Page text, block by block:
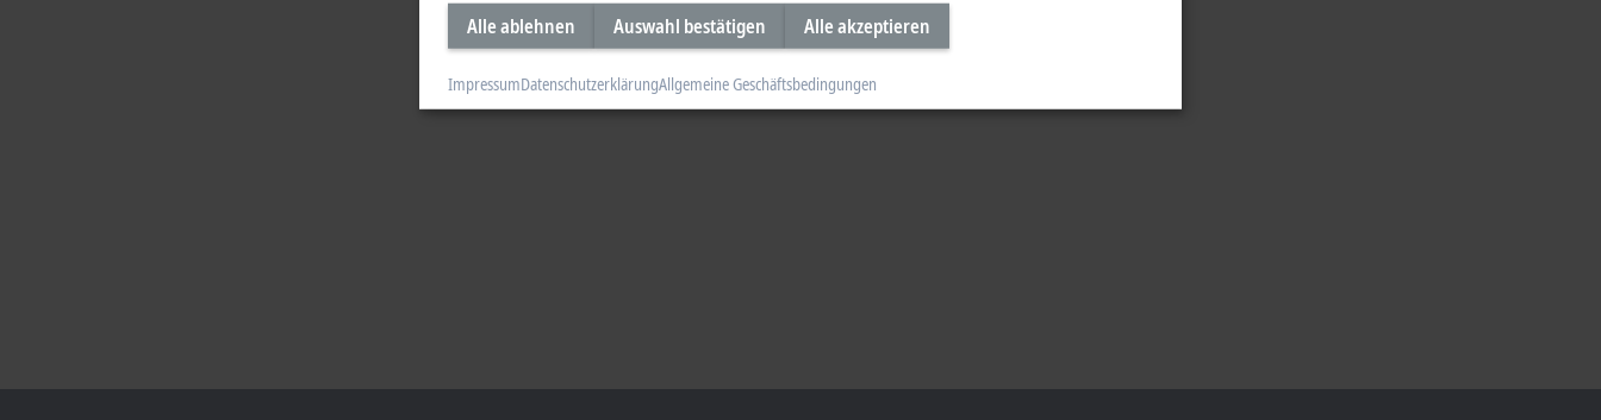
Alle ablehnen Auswahl bestätigen Alle akzeptieren
ImpressumDatenschutzerklärungAllgemeine Geschäftsbedingungen